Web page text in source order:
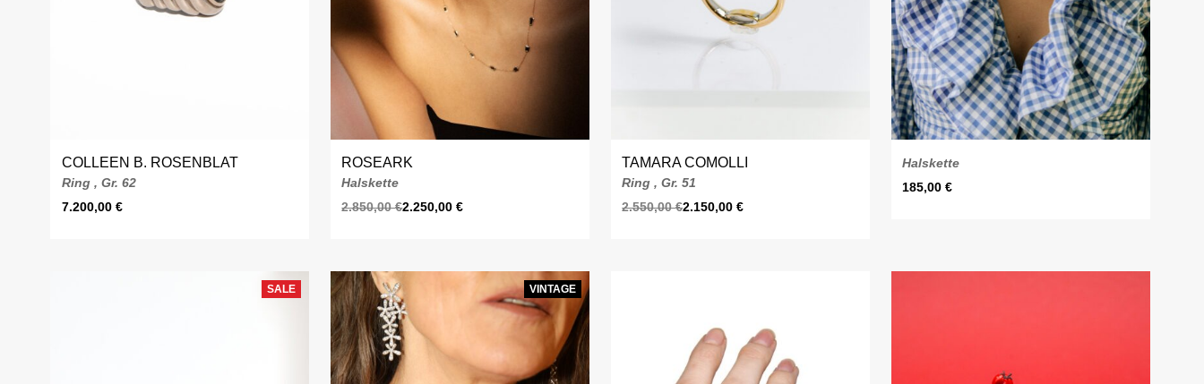
COLLEEN B. ROSENBLAT
Ring , Gr. 62
7.200,00 €
ROSEARK
Halskette
2.850,00€2.250,00€
TAMARA COMOLLI
Ring , Gr. 51
2.550,00€2.150,00€
Halskette
185,00€
SALE VINTAGE